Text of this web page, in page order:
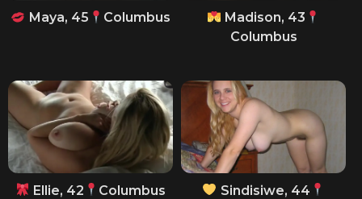
Maya, 45 Columbus
Madison, 43
Columbus
Ellie, 42 Columbus
Sindisiwe, 44